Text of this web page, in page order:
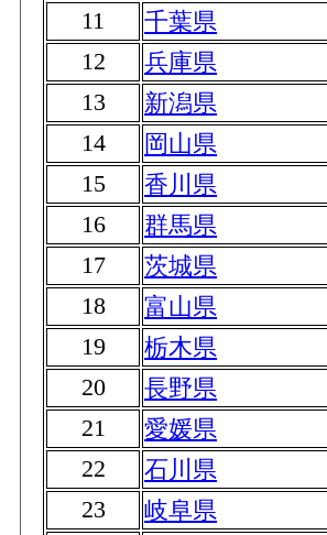
11
千葉県
12
兵庫県
13
新潟県
14
岡山県
15
香川県
16
群馬県
17
茨城県
18
富山県
19
栃木県
20
長野県
21
愛媛県
22
石川県
23
岐阜県